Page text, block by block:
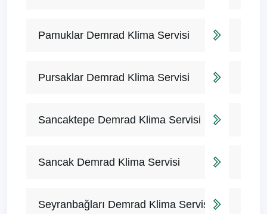
Pamuklar Demrad Klima Servisi
Pursaklar Demrad Klima Servisi
Sancaktepe Demrad Klima Servisi
Sancak Demrad Klima Servisi
Seyranbağları Demrad Klima Servisi